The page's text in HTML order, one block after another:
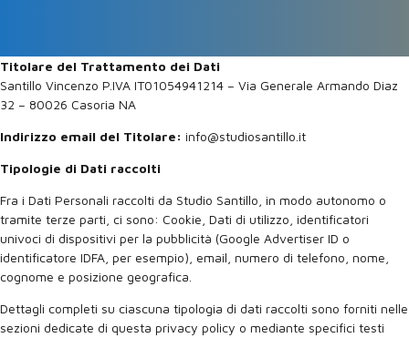
Titolare del Trattamento dei Dati
Santillo Vincenzo P.IVA IT01054941214 – Via Generale Armando Diaz
32 – 80026 Casoria NA
Indirizzo email del Titolare: info@studiosantillo.it
Tipologie di Dati raccolti
Fra i Dati Personali raccolti da Studio Santillo, in modo autonomo o
tramite terze parti, ci sono: Cookie, Dati di utilizzo, identificatori
univoci di dispositivi per la pubblicità (Google Advertiser ID o
identificatore IDFA, per esempio), email, numero di telefono, nome,
cognome e posizione geografica.
Dettagli completi su ciascuna tipologia di dati raccolti sono forniti nelle
sezioni dedicate di questa privacy policy o mediante specifici testi